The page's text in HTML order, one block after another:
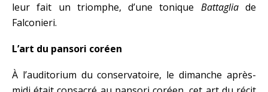
leur fait un triomphe, d’une tonique Battagliade
Falconieri.
L’art du pansori coréen
À l’auditorium du conservatoire, le dimanche après-